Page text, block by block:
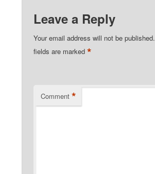
e
b
o
gr
a
m
o
kl
a
Li
n
Leave a Reply
Your email address will not be published.
fields are marked *
Comment *